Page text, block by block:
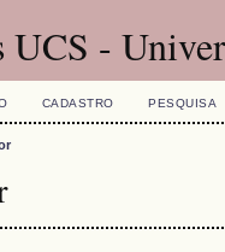
UCS -
CADASTRO PESQUISA